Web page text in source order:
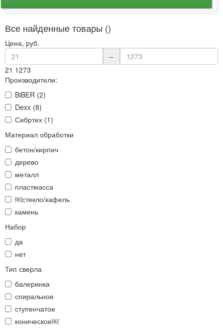
Все найденные товары ()
Цена, руб.
–
21 1273
Производители:
BiBER (2)
Dexx (8)
Сибртех (1)
Материал обработки
бетон/кирпич
дерево
металл
пластмасса
￼стекло/кафель
камень
Набор
да
нет
Тип сверла
балеринка
спиральное
ступенчатое
коническое￼